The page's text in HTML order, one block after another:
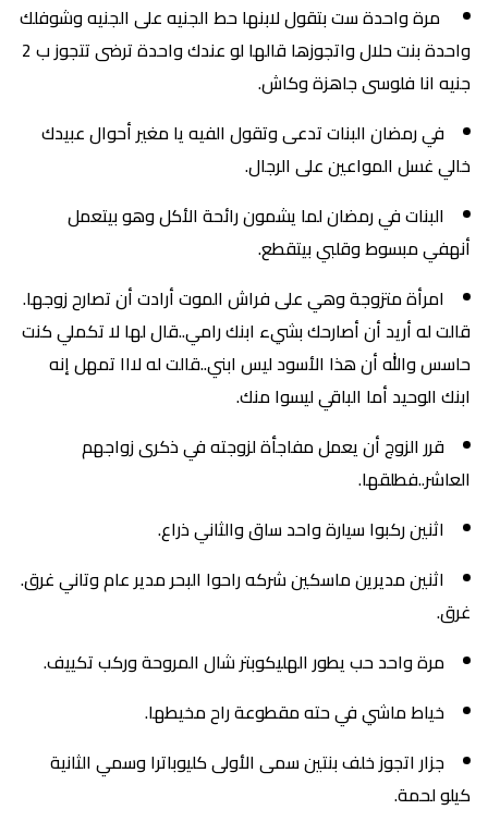
مرة واحدة ست بتقول لابنها حط الجنيه على الجنيه وشوفلك
واحدة بنت حلال واتجوزها قالها لو عندك واحدة ترضى تتجوز ب 2
جنيه انا فلوسى جاهزة وكاش.
في رمضان البنات تدعى وتقول الفيه يا مغير أحوال عبيدك
خالي غسل المواعين على الرجال.
البنات في رمضان لما يشمون رائحة الأكل وهو بيتعمل
أنهفي مبسوط وقلبي بيتقطع.
امرأة متزوجة وهي على فراش الموت أرادت أن تصارح زوجها.
قالت له أريد أن أصارحك بشيء ابنك رامي..قال لها لا تكملي كنت
حاسس والله أن هذا الأسود ليس ابني..قالت له لااا تمهل إنه
ابنك الوحيد أما الباقي ليسوا منك.
قرر الزوج أن يعمل مفاجأة لزوجته في ذكرى زواجهم
العاشر..فطلقها.
اثنين ركبوا سيارة واحد ساق والثاني ذراع.
اثنين مديرين ماسكين شركه راحوا البحر مدير عام وتاني غرق.
غرق.
مرة واحد حب يطور الهليكوبتر شال المروحة وركب تكييف.
خياط ماشي في حته مقطوعة راح مخيطها.
جزار اتجوز خلف بنتين سمى الأولى كليوباترا وسمي الثانية
كيلو لحمة.